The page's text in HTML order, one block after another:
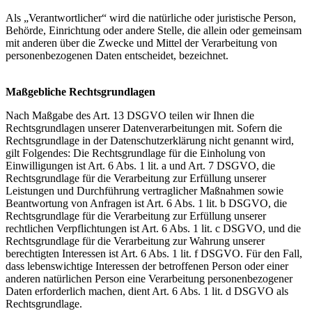
Als „Verantwortlicher“ wird die natürliche oder juristische Person,
Behörde, Einrichtung oder andere Stelle, die allein oder gemeinsam
mit anderen über die Zwecke und Mittel der Verarbeitung von
personenbezogenen Daten entscheidet, bezeichnet.
Maßgebliche Rechtsgrundlagen
Nach Maßgabe des Art. 13 DSGVO teilen wir Ihnen die
Rechtsgrundlagen unserer Datenverarbeitungen mit. Sofern die
Rechtsgrundlage in der Datenschutzerklärung nicht genannt wird,
gilt Folgendes: Die Rechtsgrundlage für die Einholung von
Einwilligungen ist Art. 6 Abs. 1 lit. a und Art. 7 DSGVO, die
Rechtsgrundlage für die Verarbeitung zur Erfüllung unserer
Leistungen und Durchführung vertraglicher Maßnahmen sowie
Beantwortung von Anfragen ist Art. 6 Abs. 1 lit. b DSGVO, die
Rechtsgrundlage für die Verarbeitung zur Erfüllung unserer
rechtlichen Verpflichtungen ist Art. 6 Abs. 1 lit. c DSGVO, und die
Rechtsgrundlage für die Verarbeitung zur Wahrung unserer
berechtigten Interessen ist Art. 6 Abs. 1 lit. f DSGVO. Für den Fall,
dass lebenswichtige Interessen der betroffenen Person oder einer
anderen natürlichen Person eine Verarbeitung personenbezogener
Daten erforderlich machen, dient Art. 6 Abs. 1 lit. d DSGVO als
Rechtsgrundlage.